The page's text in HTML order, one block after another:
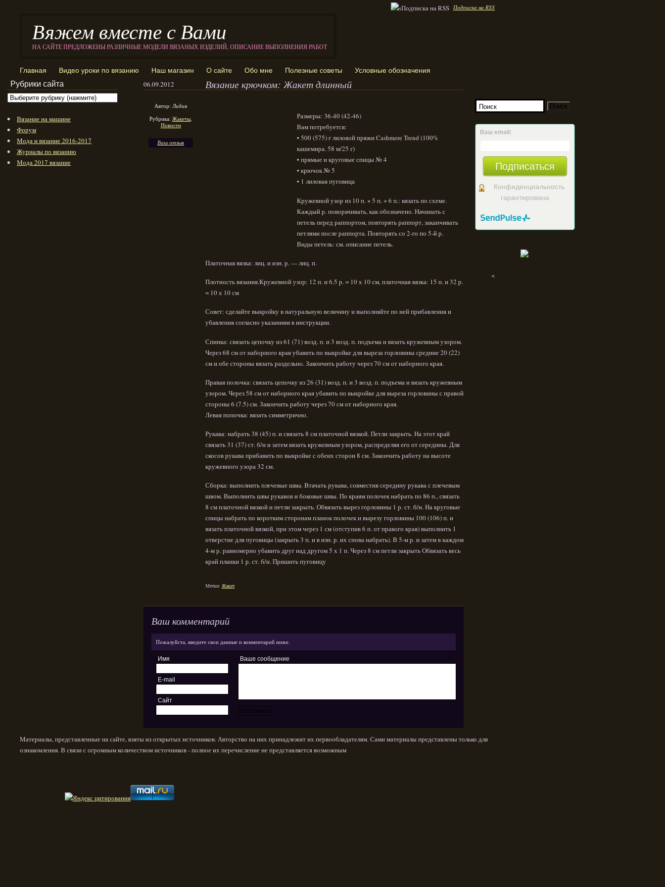
Подписка на RSS
Вяжем вместе с Вами
НА САЙТЕ ПРЕДЛОЖЕНЫ РАЗЛИЧНЫЕ МОДЕЛИ ВЯЗАНЫХ ИЗДЕЛИЙ, ОПИСАНИЕ ВЫПОЛНЕНИЯ РАБОТ
Главная Видео уроки по вязанию Наш магазин О сайте Обо мне Полезные советы Условные обозначения
06.09.2012 Вязание крючком: Жакет длинный
Автор:Лидия
Рубрика: Жакеты,
Новости
Ваш отзыв
Размеры: 36-40 (42-46)
Вам потребуется:
• 500 (575) г лиловой пряжи Cashmere Trend (100%
кашемира. 58 м/25 г)
• прямые и круговые спицы № 4
• крючок № 5
• 1 лиловая пуговица
Кружевной узор из 10 п. + 5 п. + 6 п.: вязать по схеме.
Каждый р. поворачивать, как обозначено. Начинать с
петель перед раппортом, повторять раппорт, заканчивать
петлями после раппорта. Повторять со 2-го по 5-й р.
Виды петель: см. описание петель.
Платочная вязка: лиц. и изн. р. — лиц. п.
Плотность вязания.Кружевной узор: 12 п. и 6.5 р. = 10 х 10 см, платочная вязка: 15 п. и 32 р.
= 10 х 10 см
Совет: сделайте выкройку в натуральную величину и выполняйте по ней прибавления и
убавления согласно указаниям в инструкции.
Спинка: связать цепочку из 61 (71) возд. п. и 3 возд. п. подъема и вязать кружевным узором.
Через 68 см от наборного края убавить по выкройке для выреза горловины средние 20 (22)
см и обе стороны вязать раздельно. Закончить работу через 70 см от наборного края.
Правая полочка: связать цепочку из 26 (31) возд. п. и 3 возд. п. подъема и вязать кружевным
узором. Через 58 см от наборного края убавить по выкройке для выреза горловины с правой
стороны 6 (7.5) см. Закончить работу через 70 см от наборного края.
Левая попочка: вязать симметрично.
Рукава: набрать 38 (45) п. и связать 8 см платочной вязкой. Петли закрыть. На этот край
связать 31 (37) ст. б/н и затем вязать кружевным узором, распределяя его от середины. Для
скосов рукава прибавить по выкройке с обеих сторон 8 см. Закончить работу на высоте
кружевного узора 32 см.
Сборка: выполнить плечевые швы. Втачать рукава, совместив середину рукава с плечевым
швом. Выполнить швы рукавов и боковые швы. По краям полочек набрать по 86 п., связать
8 см платочной вязкой и петли закрыть. Обвязать вырез горловины 1 р. ст. б/н. На круговые
спицы набрать по коротким сторонам планок полочек и вырезу горловины 100 (106) п. и
вязать платочной вязкой, при этом через 1 см (отступив 6 п. от правого края) выполнить 1
отверстие для пуговицы (закрыть 3 п. и в изн. р. их снова набрать). В 5-м р. и затем в каждом
4-м р. равномерно убавить друг над другом 5 х 1 п. Через 8 см петли закрыть Обвязать весь
край планки 1 р. ст. б/н. Пришить пуговицу
Метки: Жакет
Ваш комментарий
Пожалуйста, введите свои данные и комментарий ниже.
Имя
E-mail
Сайт
Ваше сообщение
Ваш email:
Подписаться
Конфиденциальность
гарантирована
<
Рубрики сайта
Вязание на машине
Форум
Мода и вязание 2016-2017
Журналы по вязанию
Мода 2017 вязание
Материалы, представленные на сайте, взяты из открытых источников. Авторство на них принадлежит их первообладателям. Сами материалы представлены только для
ознакомления. В связи с огромным количеством источников - полное их перечисление не представляется возможным